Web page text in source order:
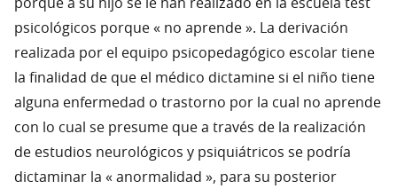
porque a su hijo se le han realizado en la escuela test
psicológicos porque « no aprende ». La derivación
realizada por el equipo psicopedagógico escolar tiene
la finalidad de que el médico dictamine si el niño tiene
alguna enfermedad o trastorno por la cual no aprende
con lo cual se presume que a través de la realización
de estudios neurológicos y psiquiátricos se podría
dictaminar la « anormalidad », para su posterior